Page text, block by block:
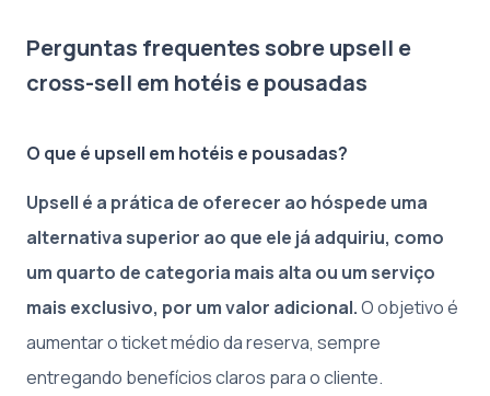
Perguntas frequentes sobre upsell e
cross-sell em hotéis e pousadas
O que é upsell em hotéis e pousadas?
Upsell é a prática de oferecer ao hóspede uma
alternativa superior ao que ele já adquiriu, como
um quarto de categoria mais alta ou um serviço
mais exclusivo, por um valor adicional.O objetivo é
aumentar o ticket médio da reserva, sempre
entregando benefícios claros para o cliente.